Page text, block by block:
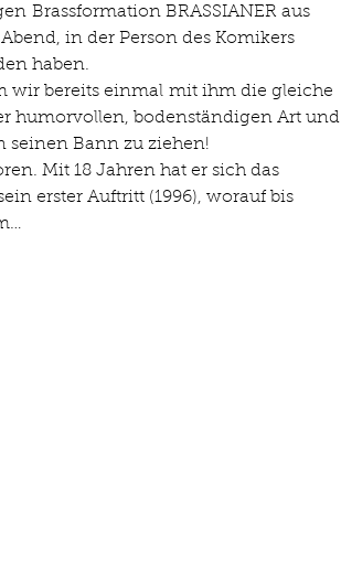
Brassformation BRASSIANER aus
in der Person des Komikers
haben.
wir bereits einmal mit ihm die gleiche
humorvollen, bodenständigen Art und
seinen Bann zu ziehen!
Mit 18 Jahren hat er sich das
erster Auftritt (1996), worauf bis